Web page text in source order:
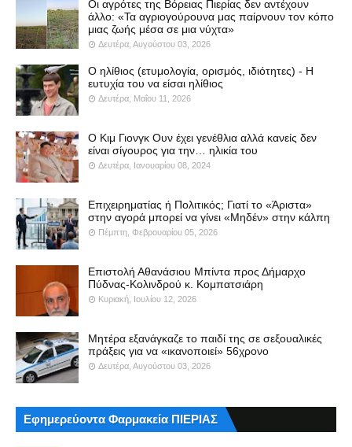
Οι αγρότες της Βόρειας Πιερίας δεν αντέχουν
άλλο: «Τα αγριογούρουνα μας παίρνουν τον κόπο
μιας ζωής μέσα σε μια νύχτα»
Δευτέρα, Αυγούστου 03, 2026
Ο ηλίθιος (ετυμολογία, ορισμός, ιδιότητες) - Η
ευτυχία του να είσαι ηλίθιος
Δευτέρα, Μαΐου 11, 2026
Ο Κιμ Γιονγκ Ουν έχει γενέθλια αλλά κανείς δεν
είναι σίγουρος για την… ηλικία του
Δευτέρα, Ιανουαρίου 08, 2024
Επιχειρηματίας ή Πολιτικός; Γιατί το «Άριστα»
στην αγορά μπορεί να γίνει «Μηδέν» στην κάλπη
Πέμπτη, Φεβρουαρίου 05, 2026
Επιστολή Αθανάσιου Μπίντα προς Δήμαρχο
Πύδνας-Κολινδρού κ. Κομπατσιάρη
Κυριακή, Ιουλίου 12, 2026
Μητέρα εξανάγκαζε το παιδί της σε σεξουαλικές
πράξεις για να «ικανοποιεί» 56χρονο
Δευτέρα, Αυγούστου 03, 2026
Εφημερεύοντα Φαρμακεία ΠΙΕΡΙΑΣ